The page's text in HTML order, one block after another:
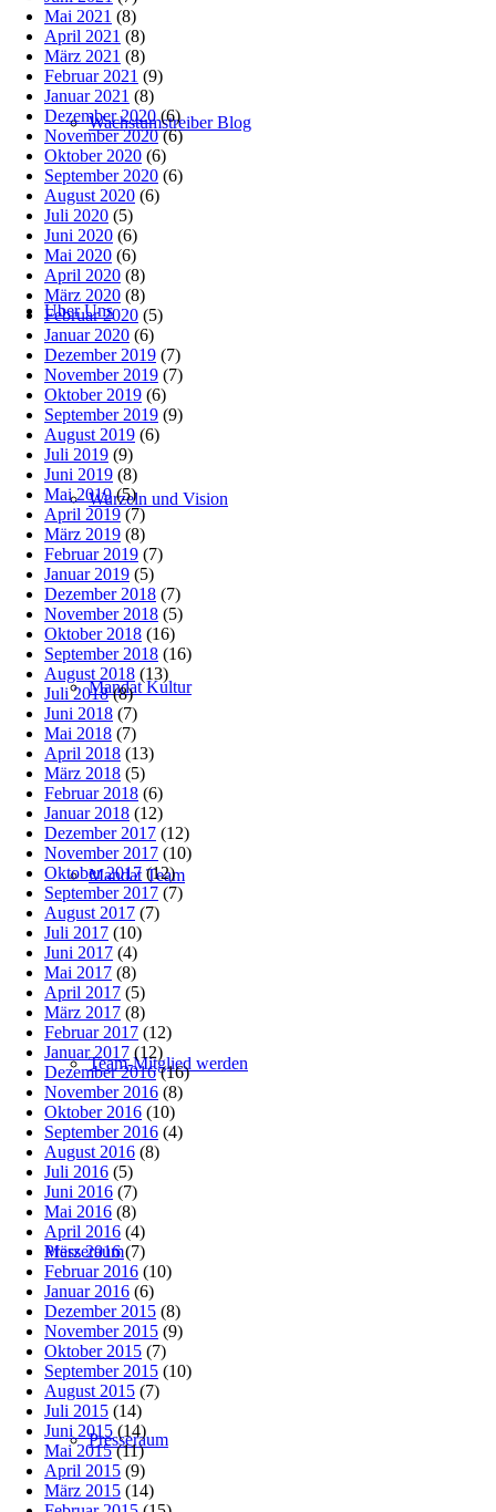
Wachstumstreiber Blog
Über Uns
Wurzeln und Vision
Mandat Kultur
Mandat Team
Team-Mitglied werden
Presseraum
Presseraum
Mai 2021 (8)
April 2021 (8)
März 2021 (8)
Februar 2021 (9)
Januar 2021 (8)
Dezember 2020(6)
November 2020(6)
Oktober 2020 (6)
September 2020 (6)
August 2020 (6)
Juli 2020 (5)
Juni 2020 (6)
Mai 2020 (6)
April 2020 (8)
März 2020 (8)
Februar 2020 (5)
Januar 2020 (6)
Dezember 2019 (7)
November 2019 (7)
Oktober 2019 (6)
September 2019 (9)
August 2019 (6)
Juli 2019 (9)
Juni 2019 (8)
Mai 2019(5)
April 2019 (7)
März 2019 (8)
Februar 2019 (7)
Januar 2019 (5)
Dezember 2018 (7)
November 2018 (5)
Oktober 2018 (16)
September 2018 (16)
August 2018 (13)
Juli 2018(8)
Juni 2018 (7)
Mai 2018 (7)
April 2018 (13)
März 2018 (5)
Februar 2018 (6)
Januar 2018 (12)
Dezember 2017 (12)
November 2017 (10)
Oktober 2017 (12)
September 2017 (7)
August 2017 (7)
Juli 2017 (10)
Juni 2017 (4)
Mai 2017 (8)
April 2017 (5)
März 2017 (8)
Februar 2017 (12)
Januar 2017 (12)
Dezember 2016(16)
November 2016 (8)
Oktober 2016 (10)
September 2016 (4)
August 2016 (8)
Juli 2016 (5)
Juni 2016 (7)
Mai 2016 (8)
April 2016 (4)
März 2016(7)
Februar 2016 (10)
Januar 2016 (6)
Dezember 2015 (8)
November 2015 (9)
Oktober 2015 (7)
September 2015 (10)
August 2015 (7)
Juli 2015 (14)
Juni 2015 (14)
Mai 2015(11)
April 2015 (9)
März 2015 (14)